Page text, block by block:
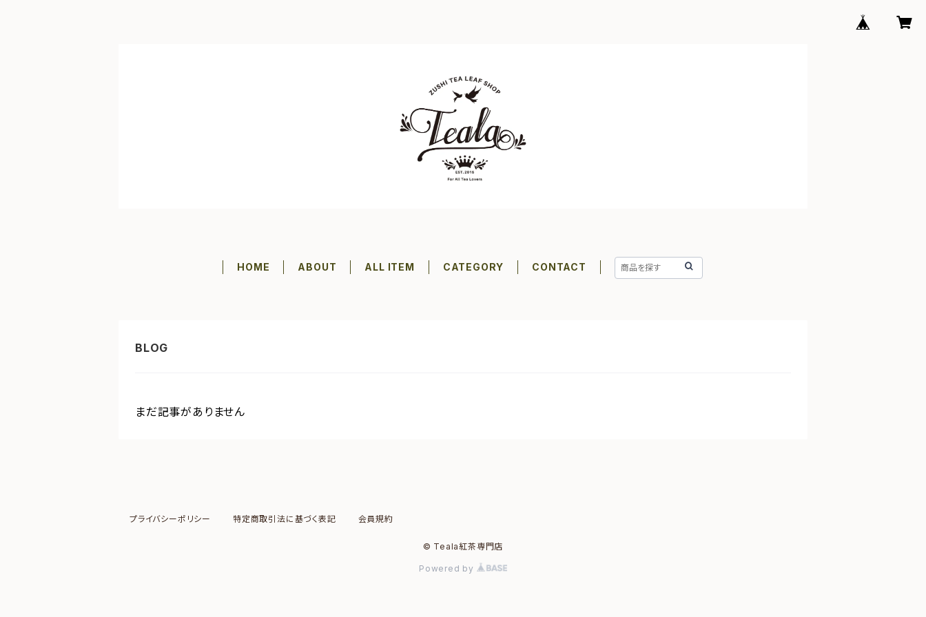
HOME ABOUT ALL ITEM CATEGORY CONTACT
まだ記事がありません
プライバシーポリシー 特定商取引法に基づく表記 会員規約
© Teala紅茶専門店
Powered by